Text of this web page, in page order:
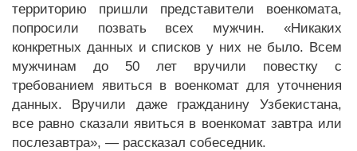
территорию пришли представители военкомата,
попросили позвать всех мужчин. «Никаких
конкретных данных и списков у них не было. Всем
мужчинам до 50 лет вручили повестку с
требованием явиться в военкомат для уточнения
данных. Вручили даже гражданину Узбекистана,
все равно сказали явиться в военкомат завтра или
послезавтра», — рассказал собеседник.